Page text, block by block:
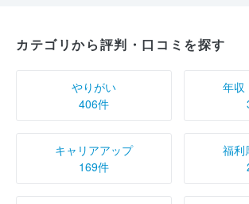
カテゴリから評判・口コミを探す
やりがい
406件
年収
キャリアアップ
169件
福利